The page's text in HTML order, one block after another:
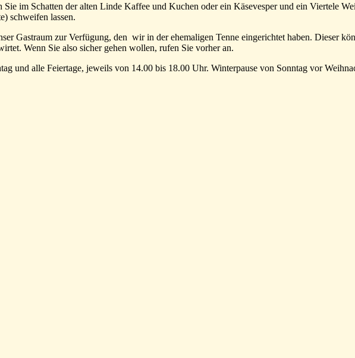
Sie im Schatten der alten Linde Kaffee und Kuchen oder ein Käsevesper und ein Viertele
schweifen lassen.
Gastraum zur Verfügung, den wir in der ehemaligen Tenne eingerichtet haben. Dieser
Wenn Sie also sicher gehen wollen, rufen Sie vorher an.
und alle Feiertage, jeweils von 14.00 bis 18.00 Uhr. Winterpause von Sonntag vor